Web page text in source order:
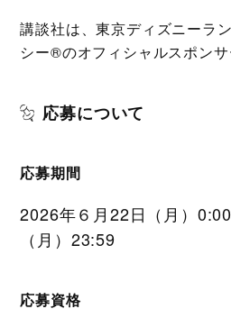
講談社は、東京ディズニーラ
シー®のオフィシャルスポンサ
応募について
応募期間
2026年６月22日（月）
（月）23:59​
応募資格